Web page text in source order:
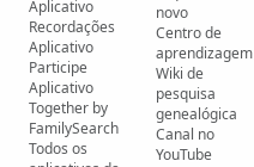
Aplicativo
Recordações
Aplicativo
Participe
Aplicativo
Together by
FamilySearch
Todos os
novo
Centro de
aprendizagem
Wiki de
pesquisa
genealógica
Canal no
YouTube